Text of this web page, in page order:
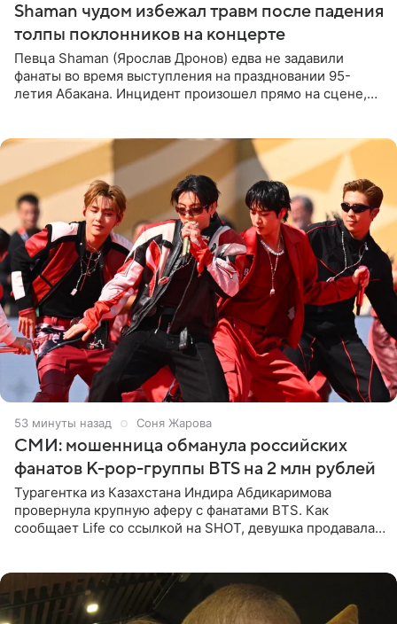
Shaman чудом избежал травм после падения
толпы поклонников на концерте
Певца Shaman (Ярослав Дронов) едва не задавили
фанаты во время выступления на праздновании 95-
летия Абакана. Инцидент произошел прямо на сцене,
53 минуты назад Соня Жарова
СМИ: мошенница обманула российских
фанатов K-pop-группы BTS на 2 млн рублей
Турагентка из Казахстана Индира Абдикаримова
провернула крупную аферу с фанатами BTS. Как
сообщает Life со ссылкой на SHOT, девушка продавала